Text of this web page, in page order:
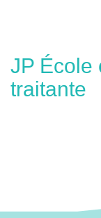
JP École
traitante